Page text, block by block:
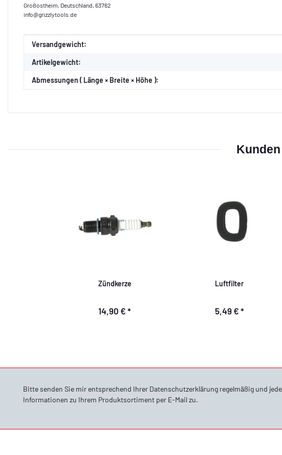
Großostheim, Deutschland, 63762
info@grizzlytools.de
Produkteigenschaft
Wert
Versandgewicht:
Artikelgewicht:
Abmessungen ( Länge × Breite × Höhe ):
Zündkerze
14,90 € *
Luftfilter
5,49 € *
Bitte senden Sie mir entsprechend Ihrer Datenschutzerklärung regelmäßig und
Informationen zu Ihrem Produktsortiment per E-Mail zu.